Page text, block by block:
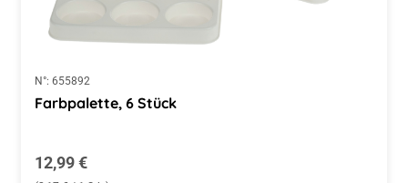
N°: 655892
Farbpalette, 6 Stück
Regulärer Preis:
12,99 €